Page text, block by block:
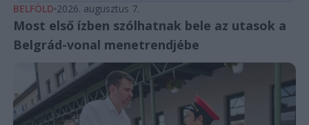
BELFÖLD 2026. augusztus 7.
Most első ízben szólhatnak bele az utasok a
Belgrád-vonal menetrendjébe